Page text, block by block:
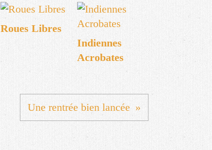
Roues Libres
Indiennes
Acrobates
Une rentrée bien lancée